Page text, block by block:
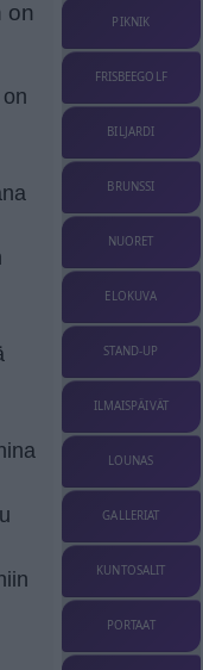
on
PIKNIK
FRISBEEGOLF
BILJARDI
BRUNSSI
NUORET
ELOKUVA
STAND-UP
ILMAISPÄIVÄT
LOUNAS
GALLERIAT
KUNTOSALIT
PORTAAT